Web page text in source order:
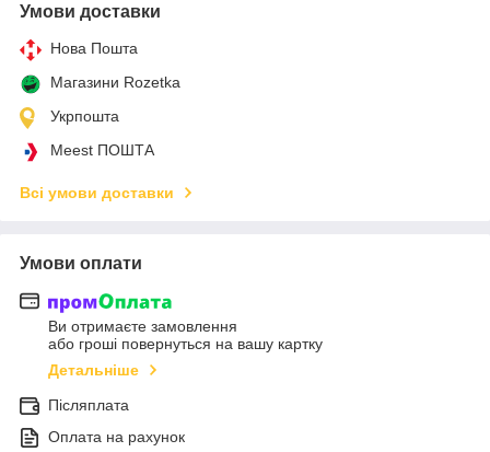
Умови доставки
Нова Пошта
Магазини Rozetka
Укрпошта
Meest ПОШТА
Всі умови доставки
Умови оплати
Ви отримаєте замовлення
або гроші повернуться на вашу картку
Детальніше
Післяплата
Оплата на рахунок